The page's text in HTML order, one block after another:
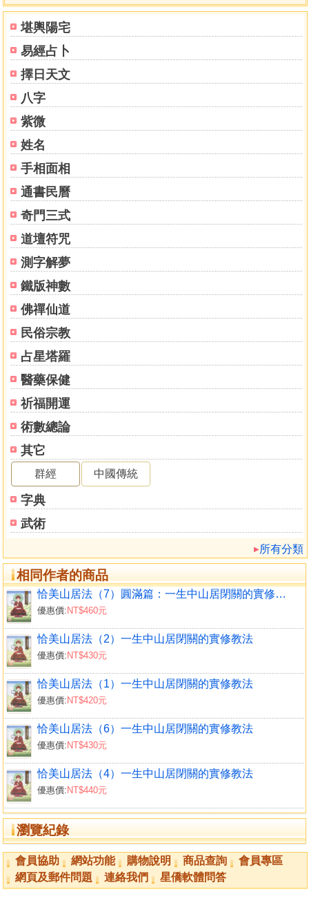
堪輿陽宅
易經占卜
擇日天文
八字
紫微
姓名
手相面相
通書民曆
奇門三式
道壇符咒
測字解夢
鐵版神數
佛禪仙道
民俗宗教
占星塔羅
醫藥保健
祈福開運
術數總論
其它
群經 中國傳統
字典
武術
所有分類
相同作者的商品
恰美山居法（7）圓滿篇：一生中山居閉關的實修教法
優惠價: NT$460元
恰美山居法（2）一生中山居閉關的實修教法
優惠價: NT$430元
恰美山居法（1）一生中山居閉關的實修教法
優惠價: NT$420元
恰美山居法（6）一生中山居閉關的實修教法
優惠價: NT$430元
恰美山居法（4）一生中山居閉關的實修教法
優惠價: NT$440元
瀏覽紀錄
■教你「如法看風水」，趨吉避凶，增進修行順緣！
「地」的力量非常強大
有土地的地方就有苦、樂、興、衰、貧、富
過去所有祖師大德開示過，有關風水的典籍如汗牛充
棟，我們不但無法全部閱讀，想要徹底了解其義更是困難。
為了方便後世行者能在這麼龐大的論述中，找到想要了解與
需要知道的，有關風水珍貴的講法及理論精華，全部聚集在
本書〈向地珍寶總集〉
■山居閉關傳統，不可不知的習俗與禁忌
有了死也不離開關房的堅定決心，
一定可以戰勝魔鬼，能夠打敗各種障礙。
如何選擇閉關聖地?有哪些程序絕不能輕忽不做，對閉關
行者而言是非常重要的？護關者需要什麼條件？掩關實修
時，如果沒有指導上師在旁，自己如何作自己的實修指引？
閉關實修要無礙的順利進行，如何作除障的修法？〈解脫善
路——閉關指導〉一一為您道來。
■介紹最殊勝的布施，「對身體的療癒有不可思議的效
果」
一切的執著中，對身體的執著最深
實修施身法是最殊勝的布施，遊方閉關者行者絕對必
要！
未登地的凡夫要布施身體，就必須依賴「施身法」的實
修，「施身法」不僅能作身體的布施，還能斷除我執。我們
從無始輪迴以來對自我、對身體、對生命、對任何執著的對
象，都可以用這個方式徹底斷除。
■延長壽命保護法，不可思議精華口訣！
這是絕對可以信賴的護佑方式，
是真實確定、毫無疑問的實修口訣修持法。
事實上，很多修法都能夠達到延長壽命這樣的目的，但
其中有兩個本尊的修法，特別具有效果！任何你想要保護的
人，也可以用這種觀想方式去保護他們，這是印度的許多大
博士、大成就者所流傳下來的口訣，口訣的精華就凝聚在這
裡。
■簡單介紹經教乘門跟密咒乘門的差別到底在哪裡？
梵天的歌聲不只好聽，意義也包括在裡面了，
聽了之後困惑全解，非常快樂！
經教乘門跟密咒乘門除了名詞不同外，在內容上有什麼
差別呢？大部分的初學者並不是完全清楚，恰美仁波切為大
家作簡單的介紹，所有的要點都在這裡，如果對這個簡介了
解了，對其他的部分就會很清楚。
■令人法喜充滿的瑜伽續實修介紹
在瑜伽續的修習中，
禪定工夫的培養，才是最被看重的。
和事續及行續比較起來，瑜伽續的修持方便多了，是一
個不需經過重重困難和麻煩，就可以獲得成就的法門。
作者簡介
會員協助 網站功能 購物說明 商品查詢
會員專區
網頁及郵件問題
連絡我們 星僑軟體問答